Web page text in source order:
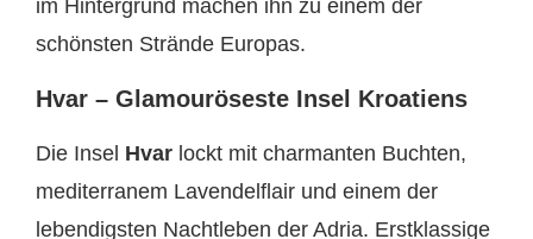
im Hintergrund machen ihn zu einem der
schönsten Strände Europas.
Hvar – Glamouröseste Insel Kroatiens
Die Insel Hvar lockt mit charmanten Buchten,
mediterranem Lavendelflair und einem der
lebendigsten Nachtleben der Adria. Erstklassige